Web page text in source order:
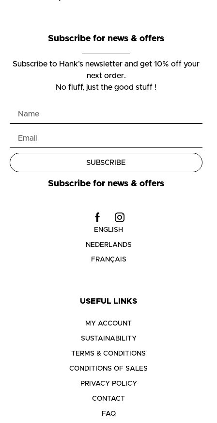
Subscribe for news & offers
Subscribe to Hank’s newsletter and get 10% off your
next order.
No fluff, just the good stuff !
SUBSCRIBE
Subscribe for news & offers
ENGLISH
NEDERLANDS
FRANÇAIS
USEFUL LINKS
MY ACCOUNT
SUSTAINABILITY
TERMS & CONDITIONS
CONDITIONS OF SALES
PRIVACY POLICY
CONTACT
FAQ